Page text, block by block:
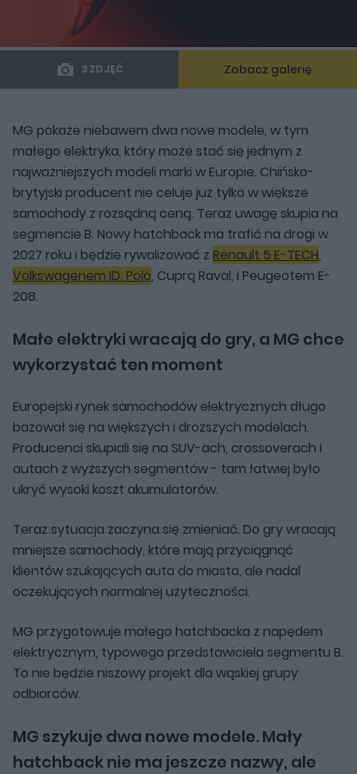
3 ZDJĘĆ Zobacz galerię
MG pokaże niebawem dwa nowe modele, w tym
małego elektryka, który może stać się jednym z
najważniejszych modeli marki w Europie. Chińsko-
brytyjski producent nie celuje już tylko w większe
samochody z rozsądną ceną. Teraz uwagę skupia na
segmencie B. Nowy hatchback ma trafić na drogi w
2027 roku i będzie rywalizować z Renault 5 E-TECH,
Volkswagenem ID. Polo, Cuprą Raval, i Peugeotem E-
208.
Małe elektryki wracają do gry, a MG chce
wykorzystać ten moment
Europejski rynek samochodów elektrycznych długo
bazował się na większych i droższych modelach.
Producenci skupiali się na SUV-ach, crossoverach i
autach z wyższych segmentów - tam łatwiej było
ukryć wysoki koszt akumulatorów.
Teraz sytuacja zaczyna się zmieniać. Do gry wracają
mniejsze samochody, które mają przyciągnąć
klientów szukających auta do miasta, ale nadal
oczekujących normalnej użyteczności.
MG przygotowuje małego hatchbacka z napędem
elektrycznym, typowego przedstawiciela segmentu B.
To nie będzie niszowy projekt dla wąskiej grupy
odbiorców.
MG szykuje dwa nowe modele. Mały
hatchback nie ma jeszcze nazwy, ale